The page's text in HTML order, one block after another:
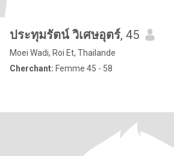
ประทุมรัตน์ วิเศษอุตร์, 45
Moei Wadi, Roi Et, Thailande
Cherchant: Femme 45 - 58